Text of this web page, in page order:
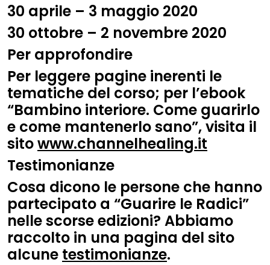
30 aprile – 3 maggio 2020
30 ottobre – 2 novembre 2020
Per approfondire
Per leggere pagine inerenti le
tematiche del corso; per l’ebook
“Bambino interiore. Come guarirlo
e come mantenerlo sano”, visita il
sitowww.channelhealing.it
Testimonianze
Cosa dicono le persone che hanno
partecipato a “Guarire le Radici”
nelle scorse edizioni? Abbiamo
raccolto in una pagina del sito
alcune testimonianze.